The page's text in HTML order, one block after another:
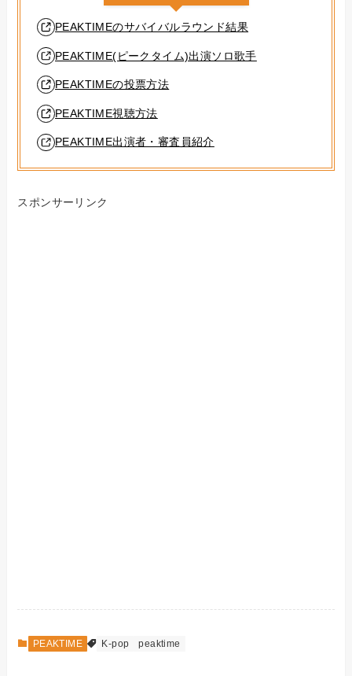
PEAKTIMEのサバイバルラウンド結果
PEAKTIME(ピークタイム)出演ソロ歌手
PEAKTIMEの投票方法
PEAKTIME視聴方法
PEAKTIME出演者・審査員紹介
スポンサーリンク
PEAKTIME K-pop peaktime